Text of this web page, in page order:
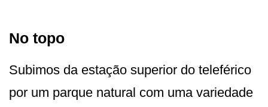
No topo
Subimos da estação superior do teleférico
por um parque natural com uma variedade